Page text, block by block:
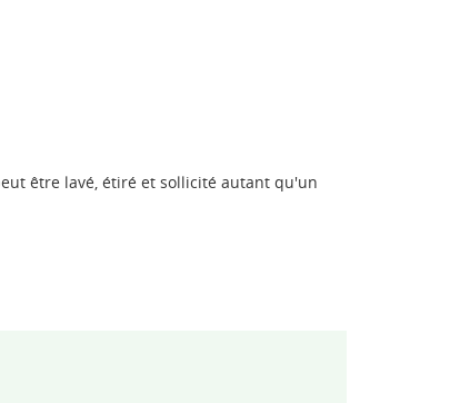
être lavé, étiré et sollicité autant qu'un